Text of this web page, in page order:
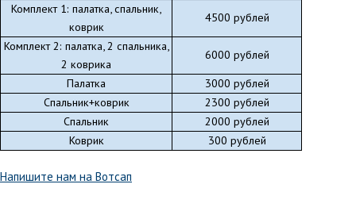
Комплект 1: палатка, спальник,
коврик
4500 рублей
Комплект 2: палатка, 2 спальника,
2 коврика
6000 рублей
Палатка
3000 рублей
Спальник+коврик
2300 рублей
Спальник
2000 рублей
Коврик
300 рублей
Напишите нам на Вотсап